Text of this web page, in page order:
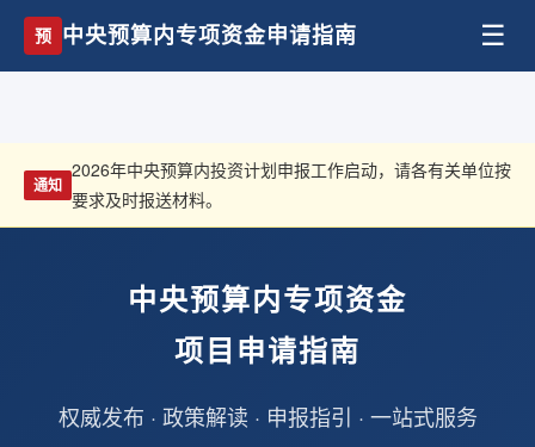
预 中央预算内专项资金申请指南 ☰
通知
2026年中央预算内投资计划申报工作启动，请各有关单位按
要求及时报送材料。
中央预算内专项资金
项目申请指南
权威发布 · 政策解读 · 申报指引 · 一站式服务